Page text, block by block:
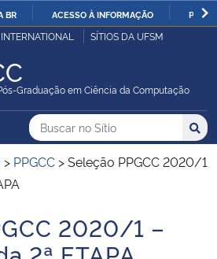
IR
BR ACESSO À INFORMAÇÃO
Pública
INTERNATIONAL SÍTIOS DA UFSM
Graduação em Ciência da Computação
do Sítio
Busca
Buscar no no Sítio
Busca:
> PPGCC >Seleção PPGCC 2020/1
2020/1 –